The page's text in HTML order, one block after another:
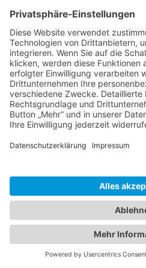
Aufruf von Google Maps lädt Ihr
Fonts in ihren Browsercache, um
anzuzeigen.
Die Nutzung von Google Maps
ansprechenden Darstellung
einer leichten Auffindbarkeit der
angegebenen Orte. Dies stellt
Sinne von Art. 6 Abs. 1 lit. f
Verarbeitung ausschließlich auf
Speicherung von Cookies oder
Endgerät des Nutzers (z. B.
des TDDDG umfasst. Die
Die Datenübertragung in die USA